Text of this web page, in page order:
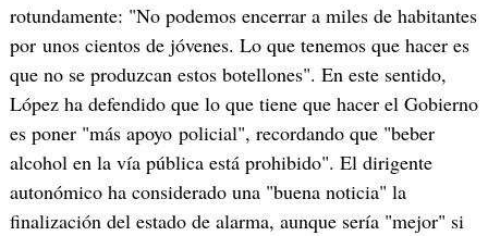
rotundamente: "No podemos encerrar a miles de habitantes
por unos cientos de jóvenes. Lo que tenemos que hacer es
que no se produzcan estos botellones". En este sentido,
López ha defendido que lo que tiene que hacer el Gobierno
es poner "más apoyo policial", recordando que "beber
alcohol en la vía pública está prohibido". El dirigente
autonómico ha considerado una "buena noticia" la
finalización del estado de alarma, aunque sería "mejor" si